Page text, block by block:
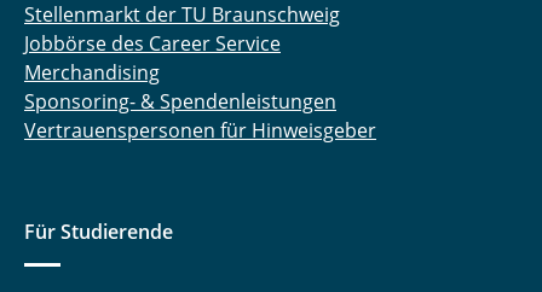
Stellenmarkt der TU Braunschweig
Jobbörse des Career Service
Merchandising
Sponsoring- & Spendenleistungen
Vertrauenspersonen für Hinweisgeber
Für Studierende